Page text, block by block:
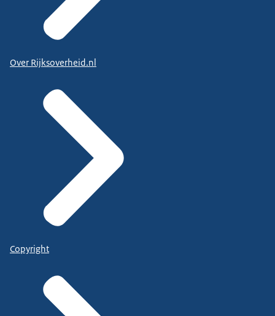
Over Rijksoverheid.nl
Copyright